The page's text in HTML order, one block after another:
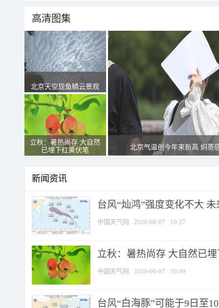
高清图集
北京天空现鱼鳞云景观
立秋：暑热尚存 大自然
已埋下红黄伏笔
北京气温创今年来新高 焖蒸
新闻资讯
台风“灿鸿”强度变化不大
中国天气网 2026-08-07 10:27
立秋：暑热尚存 大自然已
中国天气网 2026-08-07 10:09
台风“白海豚”可能于9日至